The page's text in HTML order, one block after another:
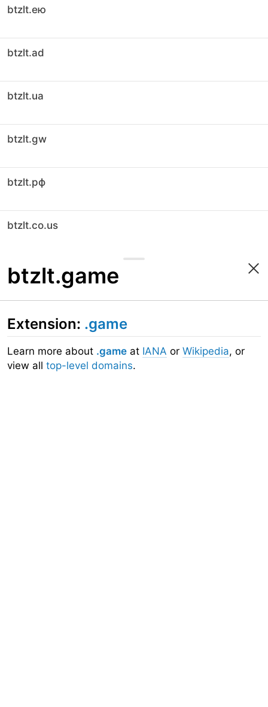
btzlt.ею
btzlt.ad
btzlt.ua
btzlt.gw
btzlt.рф
btzlt.co.us
btzlt.game
Extension: .game
Learn more about .game at IANA or Wikipedia, or
view all top-level domains.